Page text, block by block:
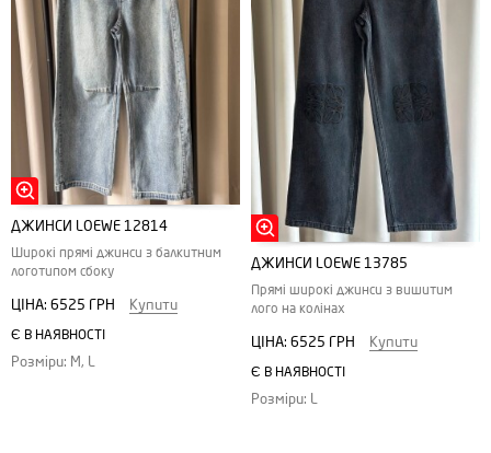
ДЖИНСИ LOEWE 12814
Широкі прямі джинси з балкитним
логотипом сбоку
ЦІНА: 6525 ГРН Купити
Є В НАЯВНОСТІ
Розміри: M, L
ДЖИНСИ LOEWE 13785
Прямі широкі джинси з вишитим
лого на колінах
ЦІНА: 6525 ГРН Купити
Є В НАЯВНОСТІ
Розміри: L